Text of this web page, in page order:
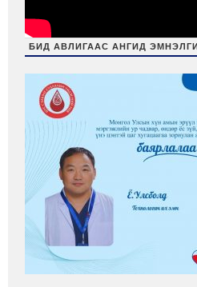
БИД АВЛИГААС АНГИД